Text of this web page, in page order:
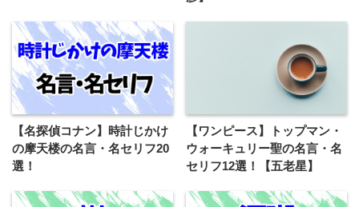
【名探偵コナン】時計じかけ
の摩天楼の名言・名セリフ20
選！
【ワンピース】トップマン・
ウォーキュリー聖の名言・名
セリフ12選！【五老星】